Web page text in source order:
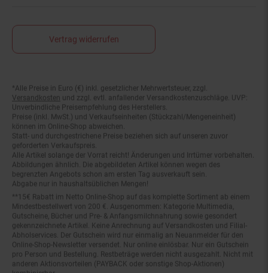
Vertrag widerrufen
Fußnoten
Versandkosten und zzgl. evtl. anfallender Versandkostenzuschläge. UVP:
Unverbindliche Preisempfehlung des Herstellers.
Preise (inkl. MwSt.) und Verkaufseinheiten (Stückzahl/Mengeneinheit)
können im Online-Shop abweichen.
Statt- und durchgestrichene Preise beziehen sich auf unseren zuvor
geforderten Verkaufspreis.
Alle Artikel solange der Vorrat reicht! Änderungen und Irrtümer vorbehalten.
Abbildungen ähnlich. Die abgebildeten Artikel können wegen des
begrenzten Angebots schon am ersten Tag ausverkauft sein.
Abgabe nur in haushaltsüblichen Mengen!
Mindestbestellwert von 200 €. Ausgenommen: Kategorie Multimedia,
Gutscheine, Bücher und Pre- & Anfangsmilchnahrung sowie gesondert
gekennzeichnete Artikel. Keine Anrechnung auf Versandkosten und Filial-
Abholservices. Der Gutschein wird nur einmalig an Neuanmelder für den
Online-Shop-Newsletter versendet. Nur online einlösbar. Nur ein Gutschein
pro Person und Bestellung. Restbeträge werden nicht ausgezahlt. Nicht mit
anderen Aktionsvorteilen (PAYBACK oder sonstige Shop-Aktionen)
kombinierbar.